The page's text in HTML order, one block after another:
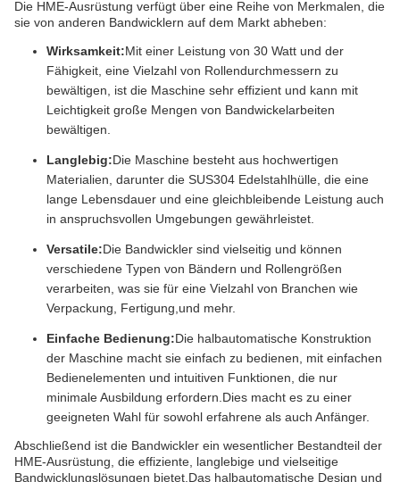
Die HME-Ausrüstung verfügt über eine Reihe von Merkmalen, die
sie von anderen Bandwicklern auf dem Markt abheben:
Wirksamkeit:Mit einer Leistung von 30 Watt und der
Fähigkeit, eine Vielzahl von Rollendurchmessern zu
bewältigen, ist die Maschine sehr effizient und kann mit
Leichtigkeit große Mengen von Bandwickelarbeiten
bewältigen.
Langlebig:Die Maschine besteht aus hochwertigen
Materialien, darunter die SUS304 Edelstahlhülle, die eine
lange Lebensdauer und eine gleichbleibende Leistung auch
in anspruchsvollen Umgebungen gewährleistet.
Versatile:Die Bandwickler sind vielseitig und können
verschiedene Typen von Bändern und Rollengrößen
verarbeiten, was sie für eine Vielzahl von Branchen wie
Verpackung, Fertigung,und mehr.
Einfache Bedienung:Die halbautomatische Konstruktion
der Maschine macht sie einfach zu bedienen, mit einfachen
Bedienelementen und intuitiven Funktionen, die nur
minimale Ausbildung erfordern.Dies macht es zu einer
geeigneten Wahl für sowohl erfahrene als auch Anfänger.
Abschließend ist die Bandwickler ein wesentlicher Bestandteil der
HME-Ausrüstung, die effiziente, langlebige und vielseitige
Bandwicklungslösungen bietet.Das halbautomatische Design und